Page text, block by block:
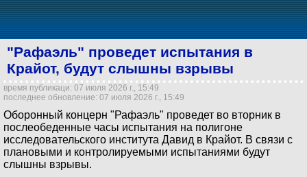
"Рафаэль" проведет испытания в
Крайот, будут слышны взрывы
время публикаци: 07 июля 2026 г., 15:49
последнее обновление: 07 июля 2026 г., 15:49
Оборонный концерн "Рафаэль" проведет во вторник в
послеобеденные часы испытания на полигоне
исследовательского института Давид в Крайот. В связи с
плановыми и контролируемыми испытаниями будут
слышны взрывы.